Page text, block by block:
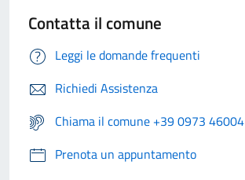
Contatta il comune
Leggi le domande frequenti
Richiedi Assistenza
Chiama il comune +39 0973 46004
Prenota un appuntamento